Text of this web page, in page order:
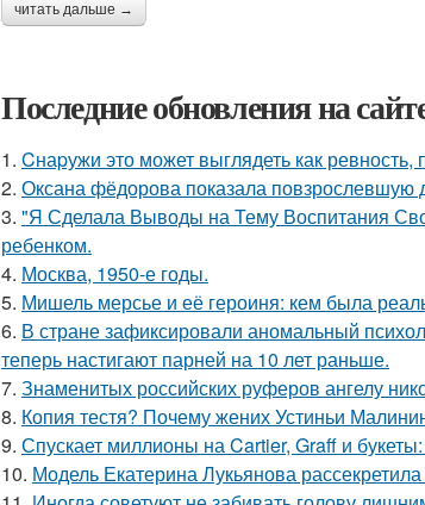
читать дальше →
Последние обновления на
1. Cнаpужи это может выглядеть как
2. Оксана фёдорова показала
3. "Я Сделала Выводы на Тему Воспитания
ребенком.
4. Москва, 1950-е годы.
5. Мишель мерсье и её героиня: кем была
6. В стране зафиксировали аномальный
теперь настигают парней на 10 лет раньше.
7. Знаменитых российских руферов ангелу
8. Копия тестя? Почему жених Устиньи
9. Спускает миллионы на Cartier, Graff и
10. Модель Екатерина Лукьянова